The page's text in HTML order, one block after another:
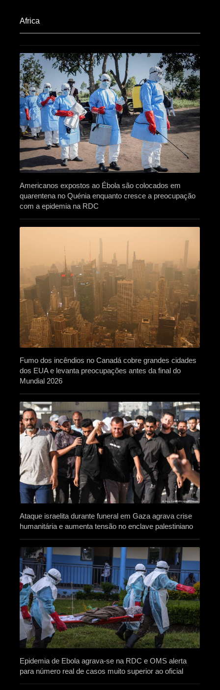
Africa​
Americanos expostos ao Ébola são colocados em
quarentena no Quénia enquanto cresce a preocupação
com a epidemia na RDC
Fumo dos incêndios no Canadá cobre grandes cidades
dos EUA e levanta preocupações antes da final do
Mundial 2026
Ataque israelita durante funeral em Gaza agrava crise
humanitária e aumenta tensão no enclave palestiniano
Epidemia de Ebola agrava-se na RDC e OMS alerta
para número real de casos muito superior ao oficial